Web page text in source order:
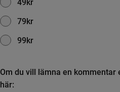
49kr
79kr
99kr
Om du vill lämna en
här: